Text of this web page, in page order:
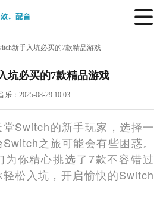
新手入坑必买的7款精品游戏
坑必买的7款精品游戏
乐：2025-08-29 10:03
Switch的新手玩家，选择一
之旅可能会有些困惑。
为你精心挑选了7款不容错过
松入坑，开启愉快的Switch